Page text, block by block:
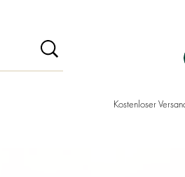
Kostenloser